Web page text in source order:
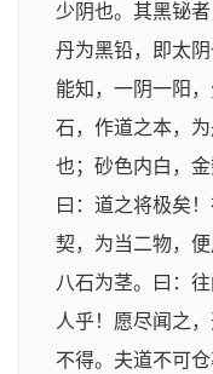
少阴也。其黑铋
丹为黑铅，即太
能知，一阴一阳
石，作道之本，
也；砂色内白，
曰：道之将极矣
契，为当二物，
八石为茎。曰：
人乎！愿尽闻之
不得。夫道不可